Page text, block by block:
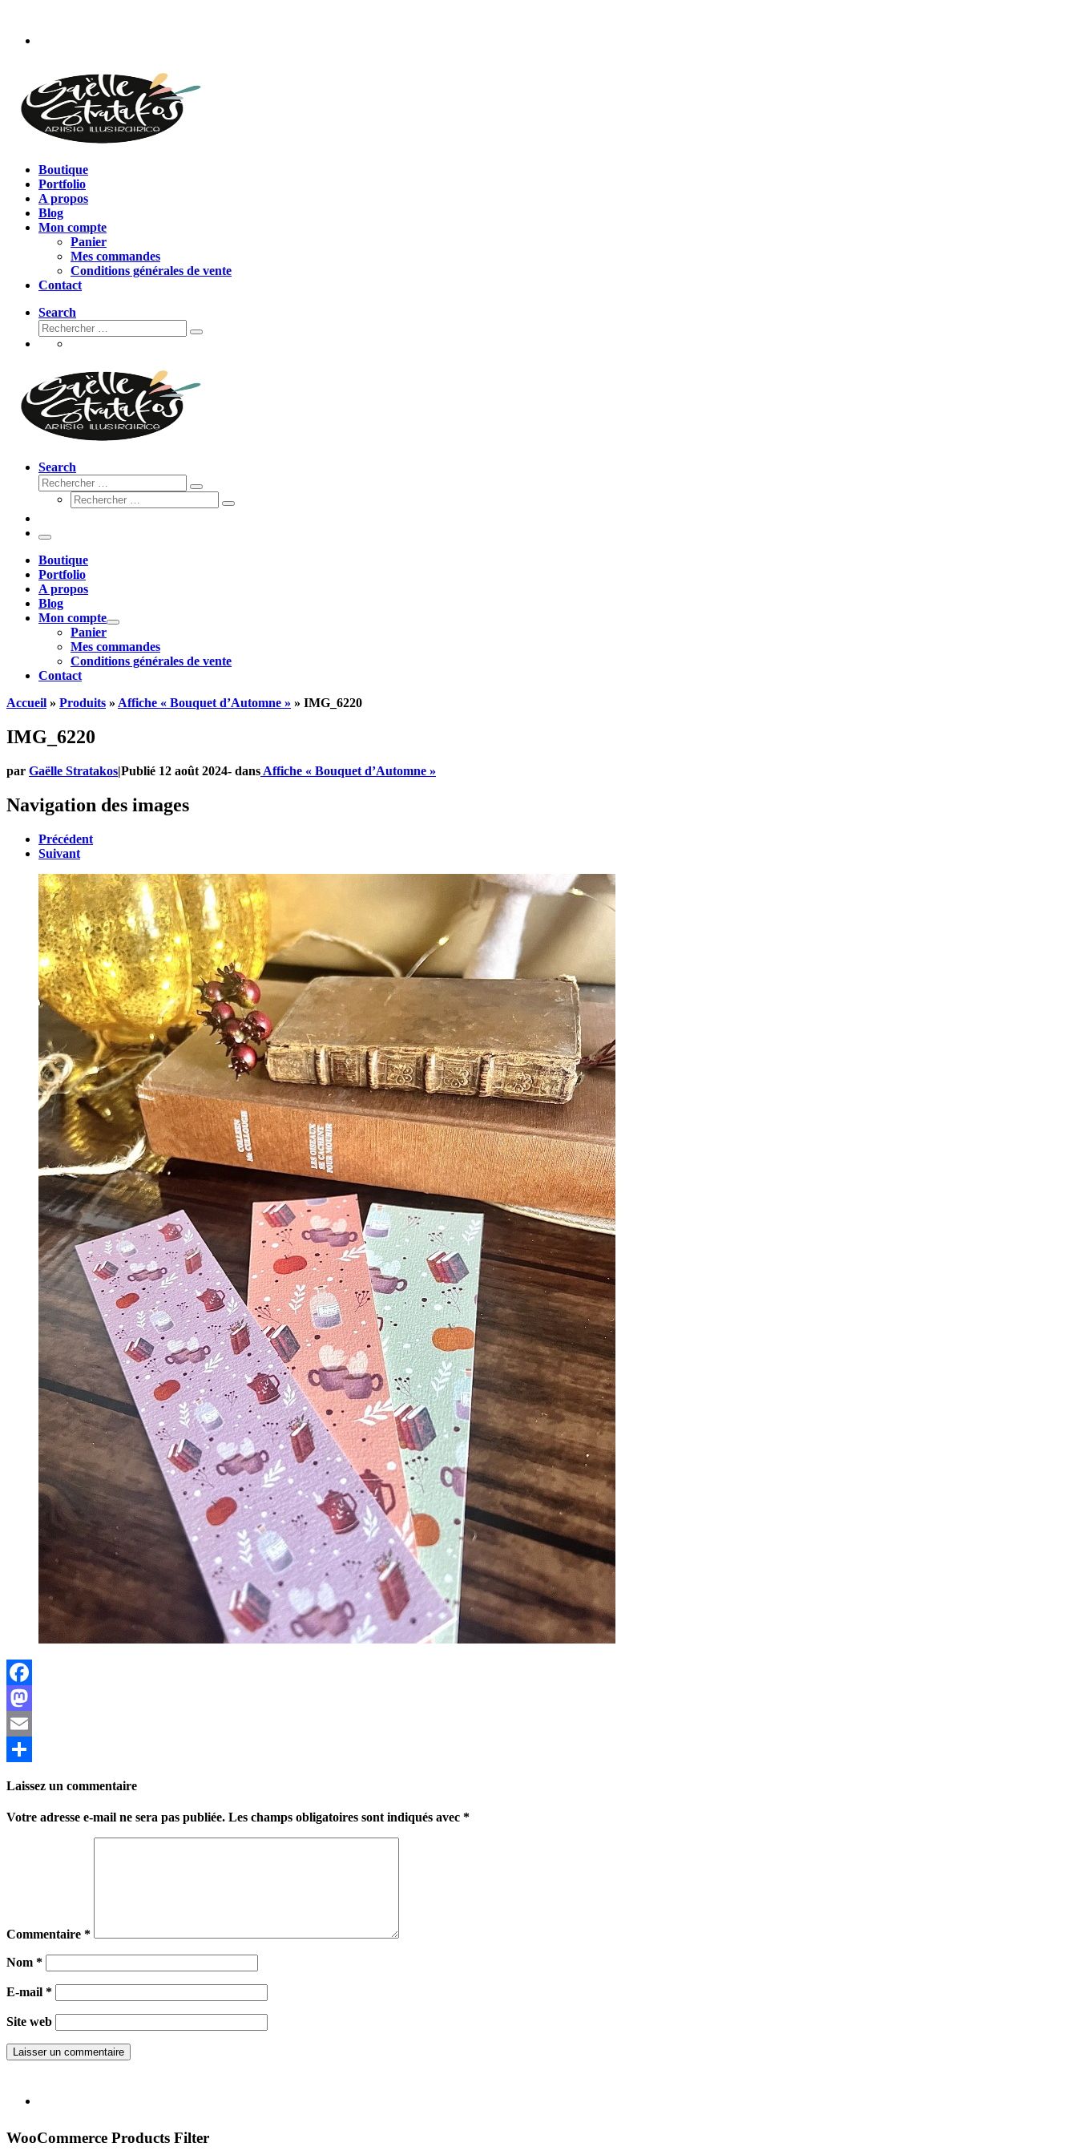
contenu
Boutique
Portfolio
A propos
Blog
Mon compte
Panier
Mes commandes
Conditions générales de vente
Contact
Search
Rechercher
Rechercher
Search
Rechercher
Rechercher
Rechercher
Rechercher
Menu
Boutique
Portfolio
A propos
Blog
Mon compte
Panier
Mes commandes
Conditions générales de vente
Contact
Accueil » Produits » Affiche « Bouquet d’Automne » » IMG_6220
IMG_6220
par Gaëlle Stratakos|Publié 12 août 2024- dans Affiche « Bouquet d’Automne »
Navigation des images
Précédent
Suivant
Facebook
Mastodon
Email
Laissez un commentaire
Votre adresse e-mail ne sera pas publiée. Les champs obligatoires sont indiqués avec *
Commentaire *
Nom *
E-mail *
Site web
WooCommerce Products Filter